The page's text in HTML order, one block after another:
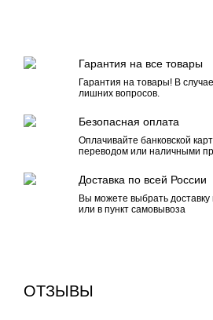
Гарантия на все товары
Гарантия на товары! В
лишних вопросов.
Безопасная оплата
Оплачивайте банковской
переводом или наличными
Доставка по всей России
Вы можете выбрать
или в пункт самовывоза
ОТЗЫВЫ